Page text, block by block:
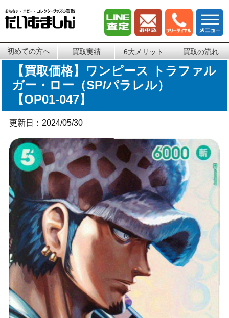
初めての方へ 買取実績 6大メリット 買取の流れ
【買取価格】ワンピース トラファル
ガー・ロー（SP/パラレル）
【OP01-047】
更新日：2024/05/30